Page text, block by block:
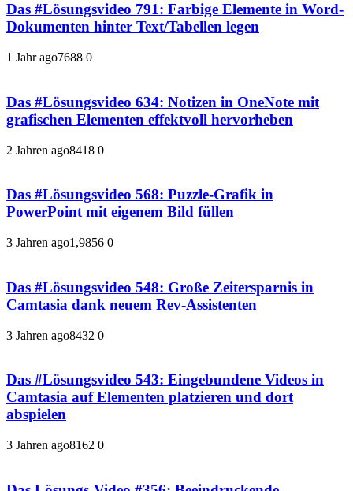
Das #Lösungsvideo 791: Farbige Elemente in Word-
Dokumenten hinter Text/Tabellen legen
1 Jahr ago7688 0
Das #Lösungsvideo 634: Notizen in OneNote mit
grafischen Elementen effektvoll hervorheben
2 Jahren ago8418 0
Das #Lösungsvideo 568: Puzzle-Grafik in
PowerPoint mit eigenem Bild füllen
3 Jahren ago1,9856 0
Das #Lösungsvideo 548: Große Zeitersparnis in
Camtasia dank neuem Rev-Assistenten
3 Jahren ago8432 0
Das #Lösungsvideo 543: Eingebundene Videos in
Camtasia auf Elementen platzieren und dort
abspielen
3 Jahren ago8162 0